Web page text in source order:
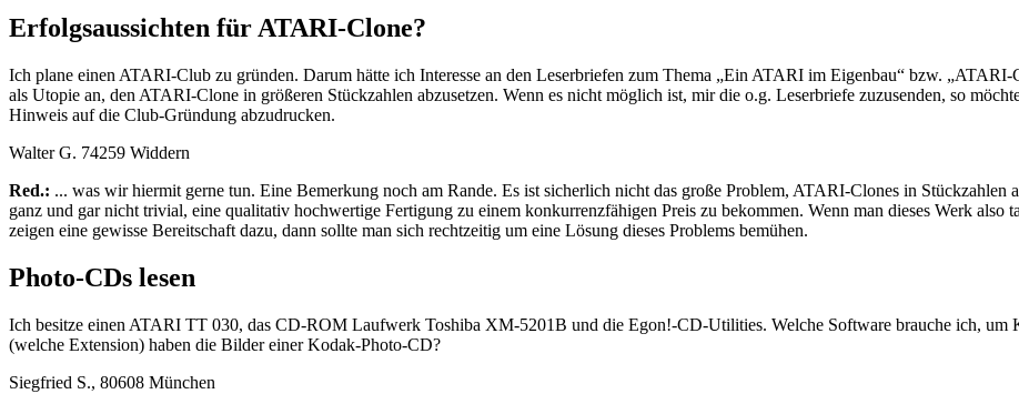
Erfolgsaussichten für ATARI-Clone?
Ich plane einen ATARI-Club zu gründen. Darum hätte ich Interesse an den Leserbriefen zum Thema „Ein ATARI im Eigenbau“ bzw.
als Utopie an, den ATARI-Clone in größeren Stückzahlen abzusetzen. Wenn es nicht möglich ist, mir die o.g. Leserbriefe zuzusenden, so
Hinweis auf die Club-Gründung abzudrucken.
Walter G. 74259 Widdern
Red.: ... was wir hiermit gerne tun. Eine Bemerkung noch am Rande. Es ist sicherlich nicht das große Problem, ATARI-Clones in Stückzahlen
ganz und gar nicht trivial, eine qualitativ hochwertige Fertigung zu einem konkurrenzfähigen Preis zu bekommen. Wenn man dieses Werk also
zeigen eine gewisse Bereitschaft dazu, dann sollte man sich rechtzeitig um eine Lösung dieses Problems bemühen.
Photo-CDs lesen
Ich besitze einen ATARI TT 030, das CD-ROM Laufwerk Toshiba XM-5201B und die Egon!-CD-Utilities. Welche Software brauche ich, um
(welche Extension) haben die Bilder einer Kodak-Photo-CD?
Siegfried S., 80608 München